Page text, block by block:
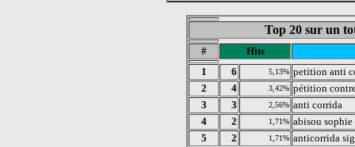
Top 20 sur un
#
Hits
1
6 5,13% petition anti
2
4 3,42% pétition
3
3 2,56% anti corrida
4
2 1,71% abisou sophie
5
2 1,71% anticorrida